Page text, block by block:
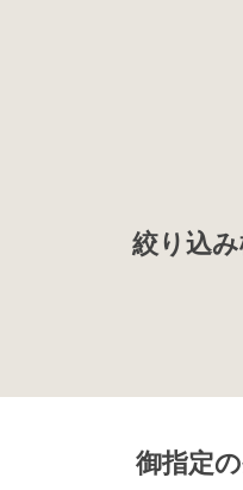
絞り込
御指定